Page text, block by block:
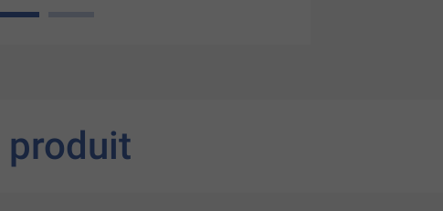
1
produit